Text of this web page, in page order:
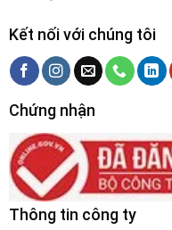
Kết nối với chúng tôi
Chứng nhận
Thông tin công ty